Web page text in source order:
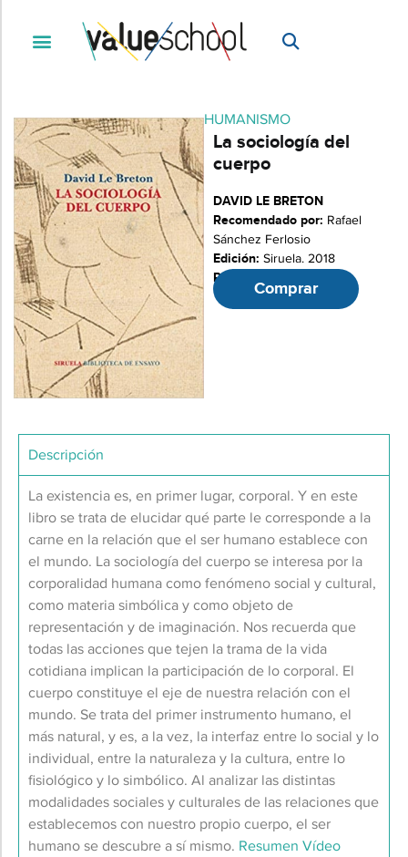
HUMANISMO
La sociología del
cuerpo
DAVID LE BRETON
Recomendado por: Rafael
Sánchez Ferlosio
Edición: Siruela. 2018
Páginas:Comprar
Descripción
La existencia es, en primer lugar, corporal. Y en este
libro se trata de elucidar qué parte le corresponde a la
carne en la relación que el ser humano establece con
el mundo. La sociología del cuerpo se interesa por la
corporalidad humana como fenómeno social y cultural,
como materia simbólica y como objeto de
representación y de imaginación. Nos recuerda que
todas las acciones que tejen la trama de la vida
cotidiana implican la participación de lo corporal. El
cuerpo constituye el eje de nuestra relación con el
mundo. Se trata del primer instrumento humano, el
más natural, y es, a la vez, la interfaz entre lo social y lo
individual, entre la naturaleza y la cultura, entre lo
fisiológico y lo simbólico. Al analizar las distintas
modalidades sociales y culturales de las relaciones que
establecemos con nuestro propio cuerpo, el ser
humano se descubre a sí mismo. Resumen Vídeo